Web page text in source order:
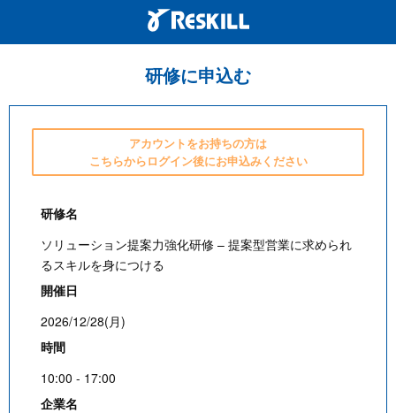
研修に申込む
アカウントをお持ちの方は
こちらからログイン後にお申込みください
研修名
ソリューション提案力強化研修 – 提案型営業に求められ
るスキルを身につける
開催日
2026/12/28(月)
時間
10:00 - 17:00
企業名